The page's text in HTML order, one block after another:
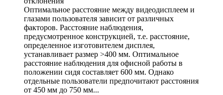
Оптимальное расстояние между видеодисплеем и
глазами пользователя зависит от различных
факторов. Расстояние наблюдения,
предусмотренное конструкцией, т.е. расстояние,
определенное изготовителем дисплея,
устанавливает размер >400 мм. Оптимальное
расстояние наблюдения для офисной работы в
положении сидя составляет 600 мм. Однако
отдельные пользователи предпочитают расстояния
от 450 мм до 750 мм...